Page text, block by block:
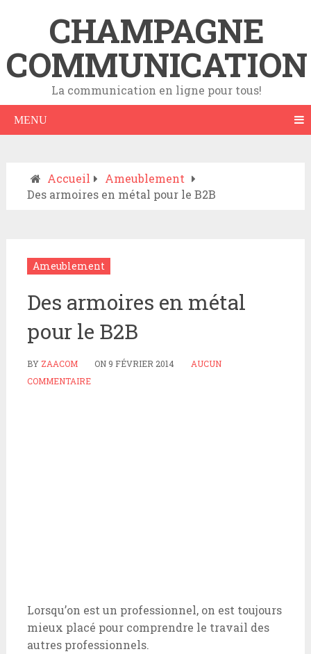
CHAMPAGNE
COMMUNICATION
La communication en ligne pour tous!
MENU
Accueil
Ameublement
Des armoires en métal pour le B2B
Ameublement
Des armoires en métal
pour le B2B
BY ZAACOM ON 9 FÉVRIER 2014
AUCUN
COMMENTAIRE
Lorsqu’on est un professionnel, on est toujours
mieux placé pour comprendre le travail des
autres professionnels.